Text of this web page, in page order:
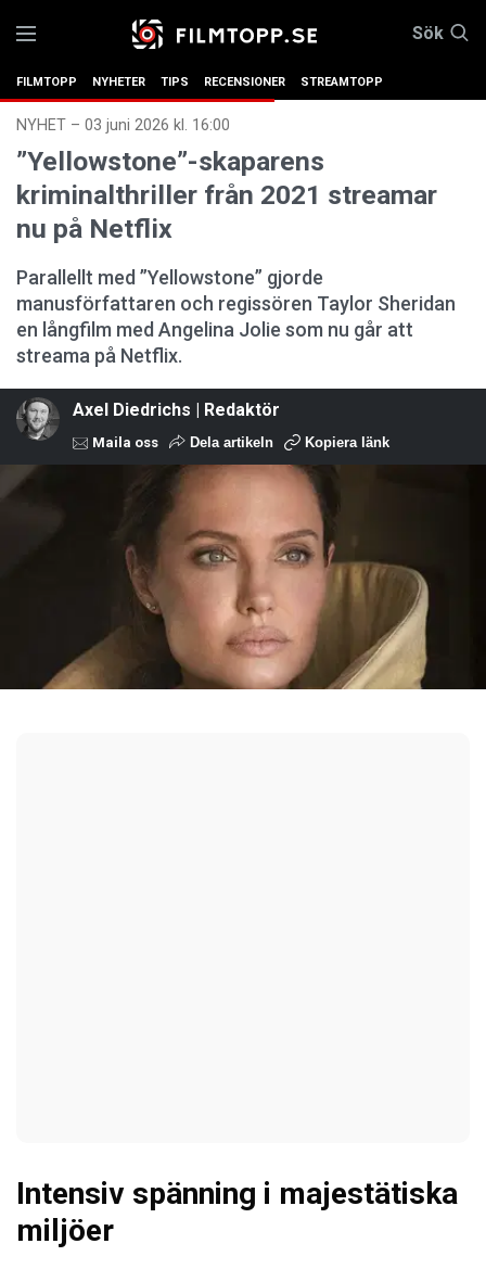
Sök
FILMTOPP NYHETER TIPS RECENSIONER STREAMTOPP
NYHET – 03 juni 2026 kl. 16:00
”Yellowstone”-skaparens
kriminalthriller från 2021 streamar
nu på Netflix
Parallellt med ”Yellowstone” gjorde
manusförfattaren och regissören Taylor Sheridan
en långfilm med Angelina Jolie som nu går att
streama på Netflix.
Axel Diedrichs | Redaktör
Maila oss Dela artikeln Kopiera länk
Intensiv spänning i majestätiska
miljöer